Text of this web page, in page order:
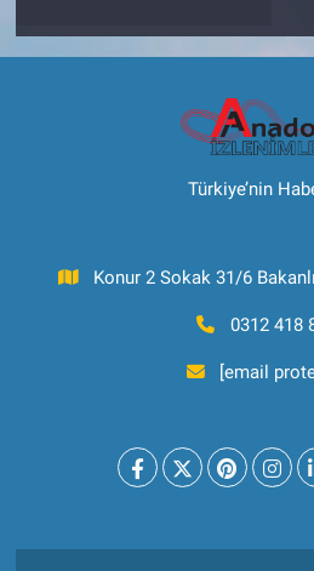
Türkiye’nin
Konur 2 Sokak 31/6
0312 418
[email